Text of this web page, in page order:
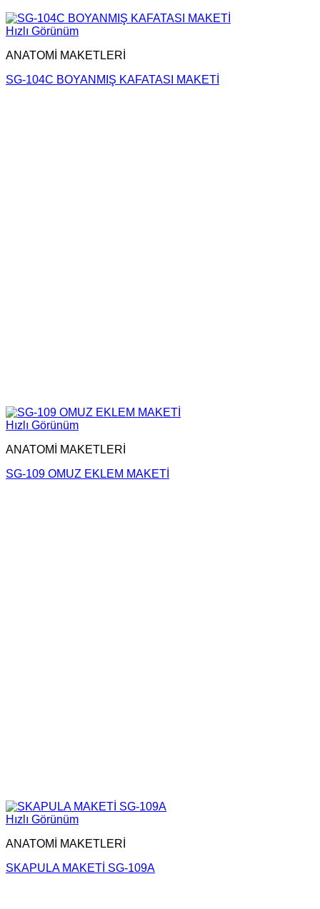
Hızlı Görünüm
ANATOMİ MAKETLERİ
SG-104C BOYANMIŞ KAFATASI MAKETİ
Hızlı Görünüm
ANATOMİ MAKETLERİ
SG-109 OMUZ EKLEM MAKETİ
Hızlı Görünüm
ANATOMİ MAKETLERİ
SKAPULA MAKETİ SG-109A